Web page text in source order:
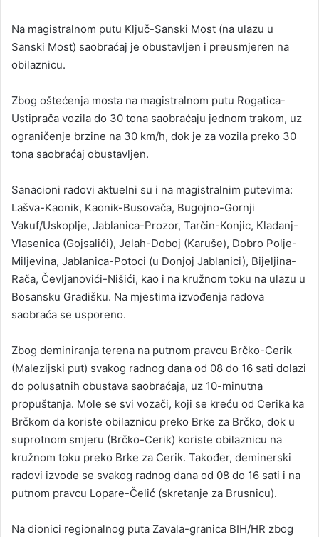
Na magistralnom putu Ključ-Sanski Most (na ulazu u
Sanski Most) saobraćaj je obustavljen i preusmjeren na
obilaznicu.
Zbog oštećenja mosta na magistralnom putu Rogatica-
Ustiprača vozila do 30 tona saobraćaju jednom trakom, uz
ograničenje brzine na 30 km/h, dok je za vozila preko 30
tona saobraćaj obustavljen.
Sanacioni radovi aktuelni su i na magistralnim putevima:
Lašva-Kaonik, Kaonik-Busovača, Bugojno-Gornji
Vakuf/Uskoplje, Jablanica-Prozor, Tarčin-Konjic, Kladanj-
Vlasenica (Gojsalići), Jelah-Doboj (Karuše), Dobro Polje-
Miljevina, Jablanica-Potoci (u Donjoj Jablanici), Bijeljina-
Rača, Čevljanovići-Nišići, kao i na kružnom toku na ulazu u
Bosansku Gradišku. Na mjestima izvođenja radova
saobraća se usporeno.
Zbog deminiranja terena na putnom pravcu Brčko-Cerik
(Malezijski put) svakog radnog dana od 08 do 16 sati dolazi
do polusatnih obustava saobraćaja, uz 10-minutna
propuštanja. Mole se svi vozači, koji se kreću od Cerika ka
Brčkom da koriste obilaznicu preko Brke za Brčko, dok u
suprotnom smjeru (Brčko-Cerik) koriste obilaznicu na
kružnom toku preko Brke za Cerik. Također, deminerski
radovi izvode se svakog radnog dana od 08 do 16 sati i na
putnom pravcu Lopare-Čelić (skretanje za Brusnicu).
Na dionici regionalnog puta Zavala-granica BIH/HR zbog